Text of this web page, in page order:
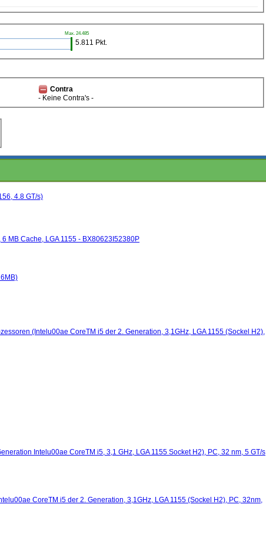
Max. 24.485
5.811 Pkt.
Contra
- Keine Contra's -
4.8 GT/s)
MB Cache, LGA 1155 - BX80623I52380P
(Intelu00ae CoreTM i5 der 2. Generation, 3,1GHz, LGA 1155 (Sockel H2),
Intelu00ae CoreTM i5, 3,1 GHz, LGA 1155 Socket H2), PC, 32 nm, 5 GT/s
CoreTM i5 der 2. Generation, 3,1GHz, LGA 1155 (Sockel H2), PC, 32nm,